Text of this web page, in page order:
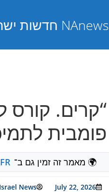
NAnews חדשות ישראל Nikk.Agency
“קרים. קורס
פומבית לתמיכה
🌍 מאמר זה זמין גם ב־ FR
July 22, 2026
News